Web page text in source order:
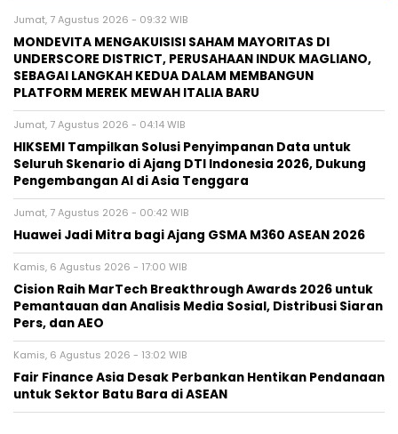
Jumat, 7 Agustus 2026 - 09:32 WIB
MONDEVITA MENGAKUISISI SAHAM MAYORITAS DI
UNDERSCORE DISTRICT, PERUSAHAAN INDUK MAGLIANO,
SEBAGAI LANGKAH KEDUA DALAM MEMBANGUN
PLATFORM MEREK MEWAH ITALIA BARU
Jumat, 7 Agustus 2026 - 04:14 WIB
HIKSEMI Tampilkan Solusi Penyimpanan Data untuk
Seluruh Skenario di Ajang DTI Indonesia 2026, Dukung
Pengembangan AI di Asia Tenggara
Jumat, 7 Agustus 2026 - 00:42 WIB
Huawei Jadi Mitra bagi Ajang GSMA M360 ASEAN 2026
Kamis, 6 Agustus 2026 - 17:00 WIB
Cision Raih MarTech Breakthrough Awards 2026 untuk
Pemantauan dan Analisis Media Sosial, Distribusi Siaran
Pers, dan AEO
Kamis, 6 Agustus 2026 - 13:02 WIB
Fair Finance Asia Desak Perbankan Hentikan Pendanaan
untuk Sektor Batu Bara di ASEAN